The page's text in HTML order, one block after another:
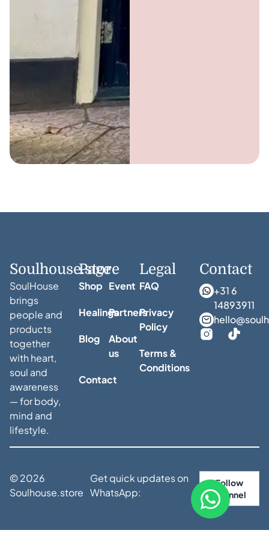
Soulhouse.store
SoulHouse
brings
people and
products
together
with heart,
soul and
awareness
— for body,
mind and
lifestyle.
Page
Shop Event
HealingsPartners
Blog
About
us
Contact
Legal
FAQ
Privacy
Policy
Terms &
Conditions
Contact
+31 6
14893911
© 2026
Soulhouse.store
Get quick updates on
WhatsApp:
Follow
Channel